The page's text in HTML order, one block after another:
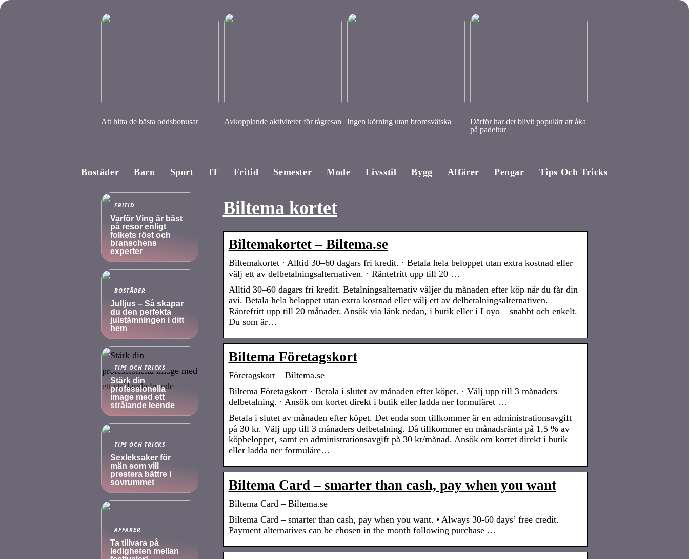
Att hitta de bästa oddsbonusar Avkopplande aktiviteter för tågresan Ingen körning utan bromsvätska
Därför har det blivit populärt att åka
på padeltur
Bostäder Barn Sport IT Fritid Semester Mode Livsstil Bygg Affärer Pengar Tips Och Tricks
Biltema kortet
Biltemakortet – Biltema.se
Biltemakortet · Alltid 30–60 dagars fri kredit. · Betala hela beloppet utan extra kostnad eller
välj ett av delbetalningsalternativen. · Räntefritt upp till 20 …
Alltid 30–60 dagars fri kredit. Betalningsalternativ väljer du månaden efter köp när du får din
avi. Betala hela beloppet utan extra kostnad eller välj ett av delbetalningsalternativen.
Räntefritt upp till 20 månader. Ansök via länk nedan, i butik eller i Loyo – snabbt och enkelt.
Du som är…
Biltema Företagskort
Företagskort – Biltema.se
Biltema Företagskort · Betala i slutet av månaden efter köpet. · Välj upp till 3 månaders
delbetalning. · Ansök om kortet direkt i butik eller ladda ner formuläret …
Betala i slutet av månaden efter köpet. Det enda som tillkommer är en administrationsavgift
på 30 kr. Välj upp till 3 månaders delbetalning. Då tillkommer en månadsränta på 1,5 % av
köpbeloppet, samt en administrationsavgift på 30 kr/månad. Ansök om kortet direkt i butik
eller ladda ner formuläre…
Biltema Card – smarter than cash, pay when you want
Biltema Card – Biltema.se
Biltema Card – smarter than cash, pay when you want. • Always 30-60 days’ free credit.
Payment alternatives can be chosen in the month following purchase …
FRITID
Varför Ving är bäst
på resor enligt
folkets röst och
branschens
experter
BOSTÄDER
Julljus – Så skapar
du den perfekta
julstämningen i ditt
hem
TIPS OCH TRICKS
Stärk din
professionella
image med ett
strålande leende
TIPS OCH TRICKS
Sexleksaker för
män som vill
prestera bättre i
sovrummet
AFFÄRER
Ta tillvara på
ledigheten mellan